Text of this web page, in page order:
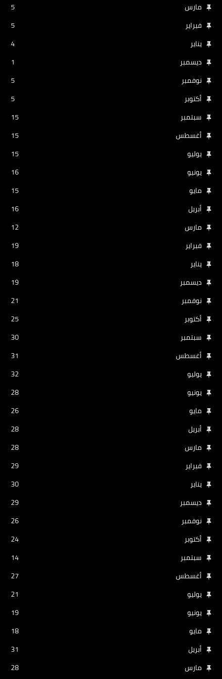
مارس
5
فبراير
5
يناير
4
ديسمبر
1
نوفمبر
5
أكتوبر
5
سبتمبر
15
أغسطس
15
يوليو
15
يونيو
16
مايو
15
أبريل
16
مارس
12
فبراير
19
يناير
18
ديسمبر
19
نوفمبر
21
أكتوبر
25
سبتمبر
30
أغسطس
31
يوليو
32
يونيو
28
مايو
26
أبريل
28
مارس
28
فبراير
29
يناير
30
ديسمبر
29
نوفمبر
26
أكتوبر
24
سبتمبر
14
أغسطس
27
يوليو
21
يونيو
19
مايو
18
أبريل
31
مارس
28